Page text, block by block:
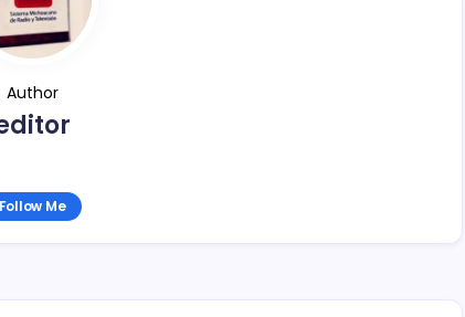
Author
Follow Me